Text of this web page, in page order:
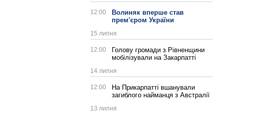
12:00
Волиняк вперше став
прем'єром України
15 липня
12:00
Голову громади з Рівненщини
мобілізували на Закарпатті
14 липня
12:00
На Прикарпатті вшанували
загиблого найманця з Австралії
13 липня